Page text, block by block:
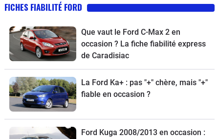
FICHES FIABILITÉ FORD
Que vaut le Ford C-Max 2 en
occasion ? La fiche fiabilité express
de Caradisiac
La Ford Ka+ : pas "+" chère, mais "+"
fiable en occasion ?
Ford Kuga 2008/2013 en occasion :